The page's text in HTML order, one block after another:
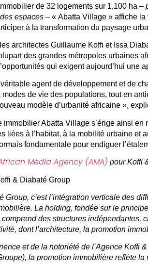
de 32 logements sur 1,100 ha –
espaces– « Abatta Village » affiche
à la transformation du paysage
architectes Guillaume Koffi et Issa
des grandes métropoles urbaines
qui exigent aujourd’hui une
véritable agent de développement et de
modes de vie des populations, tout en
modèle d’urbanité africaine»,
immobilier Abatta Village s’érige ainsi en
liées à l’habitat, à la mobilité urbaine et
fondamentale pour endiguer
Media Agency (AMA) pour Koffi
& Diabaté Group
Group, c’est l’intégration verticale des
La holding, fondée sur le
des structures indépendantes,
dont l’architecture, la promotion
et de la notoriété de l’Agence Koffi
la promotion immobilière reflète la